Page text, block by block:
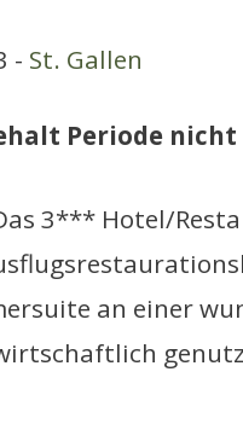
- St. Gallen
Periode
3*** Hotel/
an einer